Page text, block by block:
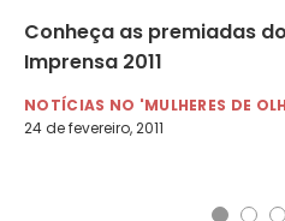
Conheça as premiadas
Imprensa 2011
NOTÍCIAS NO 'MULHERES DE
24 de fevereiro, 2011